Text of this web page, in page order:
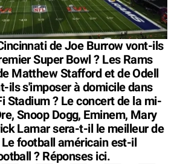
de Joe Burrow vont-ils
Super Bowl ? Les Rams
Matthew Stafford et de Odell
ils s'imposer à domicile dans
Stadium ? Le concert de la mi-
Snoop Dogg, Eminem, Mary
Lamar sera-t-il le meilleur de
football américain est-il
? Réponses ici.